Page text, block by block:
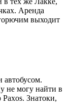
Аренда
выходит
не могу найти в
Знатоки,